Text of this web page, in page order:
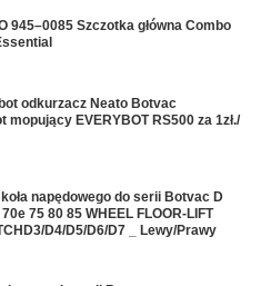
945–0085 Szczotka główna Combo
odkurzacz Neato Botvac
mopujący EVERYBOT RS500 za 1zł./
koła napędowego do serii Botvac D
75 80 85 WHEEL FLOOR-LIFT
D4/D5/D6/D7 _ Lewy/Prawy